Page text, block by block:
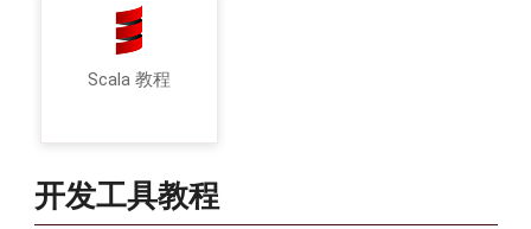
Scala 教程
开发工具教程